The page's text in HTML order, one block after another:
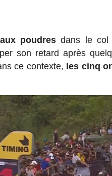
poudresdans le col
son retard après
ce contexte, les cinq